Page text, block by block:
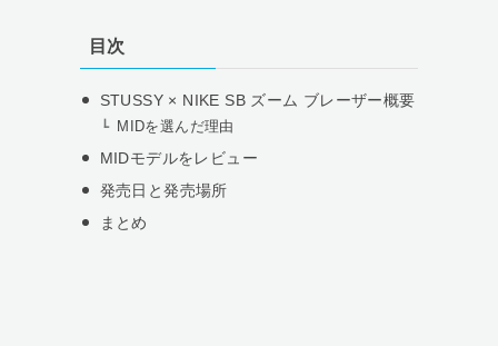
目次
STUSSY × NIKE SB ズーム ブレーザー概要
MIDを選んだ理由
MIDモデルをレビュー
発売日と発売場所
まとめ